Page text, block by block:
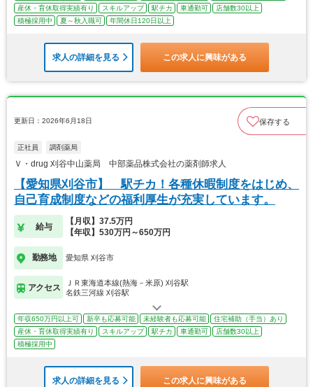
産休・育休取得実績有り
スキルアップ 駅チカ 車通勤可
店舗数30以上
積極採用中
夏～秋入職可 年間休日120日以上
求人の詳細を見る この求人に興味がある
更新日：2026年6月18日 保存する
正社員 調剤薬局
Ｖ・drug 刈谷中山薬局 中部薬品株式会社の薬剤師求人
【愛知県刈谷市】 駅チカ！各種休暇制度をはじめ、
自己育成制度などの福利厚生が充実しています。
給与
【月収】37.5万円
【年収】530万円～650万円
勤務地 愛知県 刈谷市
アクセス
ＪＲ東海道本線(熱海－米原) 刈谷駅
名鉄三河線 刈谷駅
年収650万円以上可 新卒も応募可能 未経験者も応募可能
住宅補助（手当）あり
産休・育休取得実績有り
スキルアップ 駅チカ 車通勤可
店舗数30以上
積極採用中
求人の詳細を見る この求人に興味がある